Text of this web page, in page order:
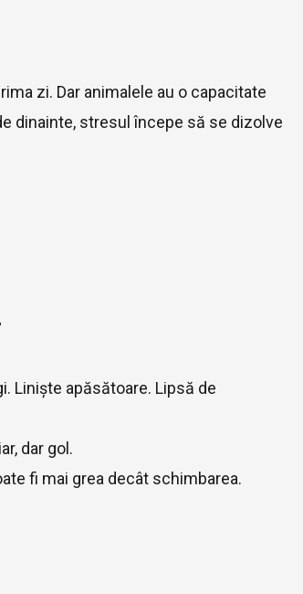
zi. Dar animalele au o capacitate
dinainte, stresul începe să se dizolve
Liniște apăsătoare. Lipsă de
dar gol.
fi mai grea decât schimbarea.